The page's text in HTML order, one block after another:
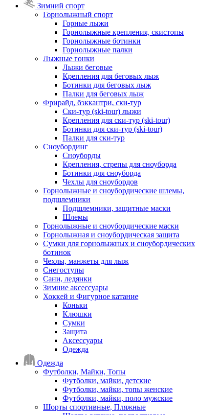
Зимний спорт
Горнолыжный спорт
Горные лыжи
Горнолыжные крепления, скистопы
Горнолыжные ботинки
Горнолыжные палки
Лыжные гонки
Лыжи беговые
Крепления для беговых лыж
Ботинки для беговых лыж
Палки для беговых лыж
Фрирайд, бэккантри, ски-тур
Ски-тур (ski-tour) лыжи
Крепления для ски-тур (ski-tour)
Ботинки для ски-тур (ski-tour)
Палки для ски-тур
Сноубординг
Сноуборды
Крепления, стрепы для сноуборда
Ботинки для сноуборда
Чехлы для сноубордов
Горнолыжные и сноубордические шлемы,
подшлемники
Подшлемники, защитные маски
Шлемы
Горнолыжные и сноубордические маски
Горнолыжная и сноубордическая защита
Сумки для горнолыжных и сноубордических
ботинок
Чехлы, манжеты для лыж
Снегоступы
Сани, ледянки
Зимние аксессуары
Хоккей и Фигурное катание
Коньки
Клюшки
Сумки
Защита
Аксессуары
Одежда
Одежда
Футболки, Майки, Топы
Футболки, майки, детские
Футболки, майки, топы женские
Футболки, майки, поло мужские
Шорты спортивные, Пляжные